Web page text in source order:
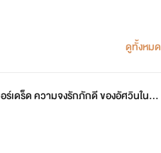
ดูทั้งหมด
ร์เดร็ด ความจงรักภักดี ของอัศวินในต่า
ภาค 2/